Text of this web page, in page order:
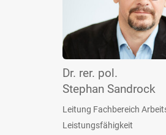
Dr. rer. pol.
Stephan Sandrock
Leitung Fachbereich
Leistungsfähigkeit